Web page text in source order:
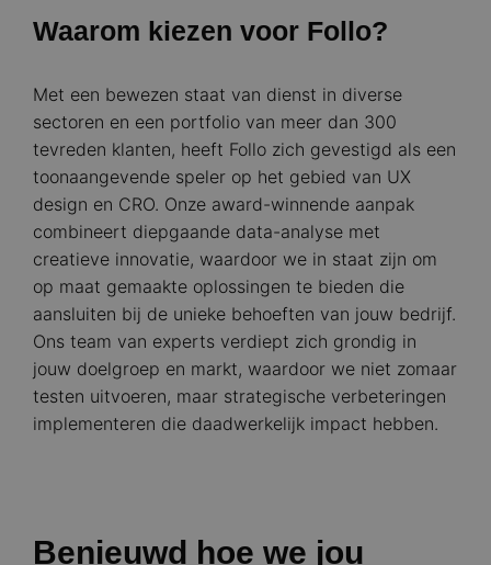
Waarom kiezen voor Follo?
Met een bewezen staat van dienst in diverse
sectoren en een portfolio van meer dan 300
tevreden klanten, heeft Follo zich gevestigd als een
toonaangevende speler op het gebied van UX
design en CRO. Onze award-winnende aanpak
combineert diepgaande data-analyse met
creatieve innovatie, waardoor we in staat zijn om
op maat gemaakte oplossingen te bieden die
aansluiten bij de unieke behoeften van jouw bedrijf.
Ons team van experts verdiept zich grondig in
jouw doelgroep en markt, waardoor we niet zomaar
testen uitvoeren, maar strategische verbeteringen
implementeren die daadwerkelijk impact hebben.
Benieuwd hoe we jou